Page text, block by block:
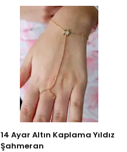
14 Ayar Altın Kaplama Yıldız
Şahmeran